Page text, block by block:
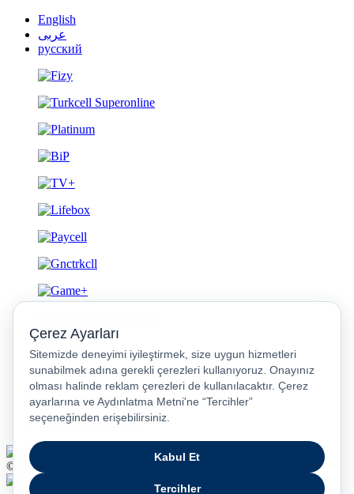
English
عربى
русский
Gizlilik ve Güvenlik
© 2026 Turkcell